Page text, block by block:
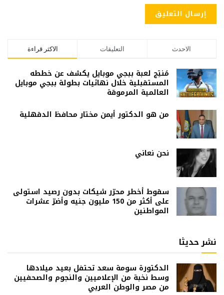
الاكثر قراءة التعليقات الاحدث
مُنتِج لعبة ببجي موبايل يكشف عن خططه
المستقبلية خلال نهائيات بطولة ببجي موبايل
العالمية المرموقة
من هو الدكتور أيمن مختار محافظ الدقهلية
نحن نعاني
سقوط أخطر محرّر شيكات بدون رصيد استولى
على أكثر من 150 مليون جنيه وأضرّ عشرات
المواطنين
نشر حديثا
الدكتورة سومة سعد تحتفل بعيد ميلادها
وسط نخبة من الإعلاميين والنجوم والصحفيين
من مصر والوطن العربي